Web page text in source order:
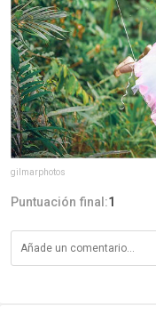
gilmarphotos
Puntuación final:1